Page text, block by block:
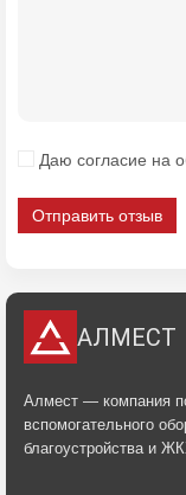
Даю согласие на
Отправить отзыв
АЛМЕСТ
Алмест — компания
вспомогательного
благоустройства и